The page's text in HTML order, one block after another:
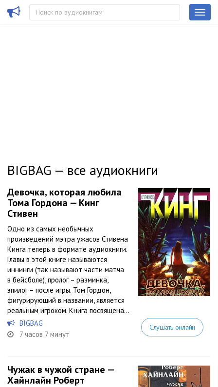
BIGBAG — все аудиокниги
Девочка, которая любила
Тома Гордона — Кинг
Стивен
Одно из самых необычных
произведений мэтра ужасов Стивена
Кинга теперь в формате аудиокниги.
Главы в этой книге называются
иннинги (так называют части матча
в бейсболе), пролог – разминка,
эпилог – после игры. Том Гордон,
фигурирующий в названии, является
реальным игроком. Книга посвящена...
BIGBAG
7 часов 7 минут
Слушать онлайн
Чужак в чужой стране —
Хайнлайн Роберт